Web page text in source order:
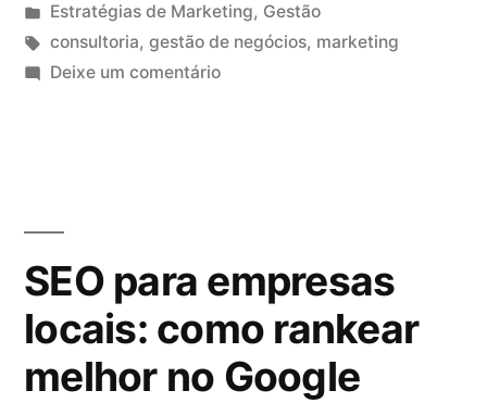
Estratégias de Marketing, Gestão
consultoria, gestão de negócios, marketing
Deixe um comentário
SEO para empresas
locais: como rankear
melhor no Google